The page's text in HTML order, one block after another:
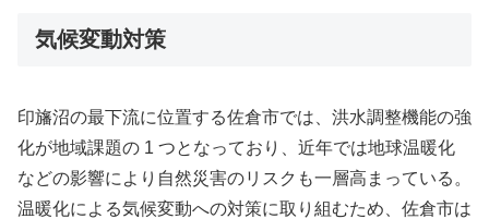
気候変動対策
印旛沼の最下流に位置する佐倉市では、洪水調整機能の強
化が地域課題の 1 つとなっており、近年では地球温暖化
などの影響により自然災害のリスクも一層高まっている。
温暖化による気候変動への対策に取り組むため、佐倉市は